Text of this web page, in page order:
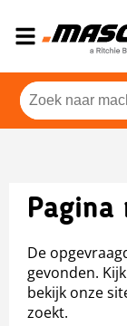
Pagina
De
gevonden.
bekijk onze
zoekt.